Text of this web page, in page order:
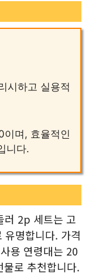
시하고 실용적
며, 효율적인
니다.
러 2p 세트는 고
유명합니다. 가격
용 연령대는 20
로 추천합니다.